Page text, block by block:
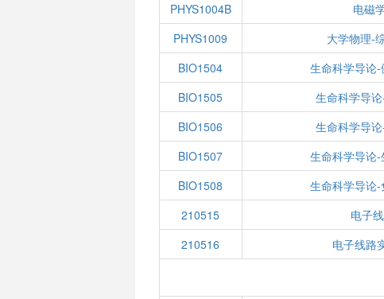
PHYS1004B
电磁
PHYS1009
大学物理-
BIO1504
生命科学导论
BIO1505
生命科学导
BIO1506
生命科学导
BIO1507
生命科学导论
BIO1508
生命科学导论
210515
电子
210516
电子线路